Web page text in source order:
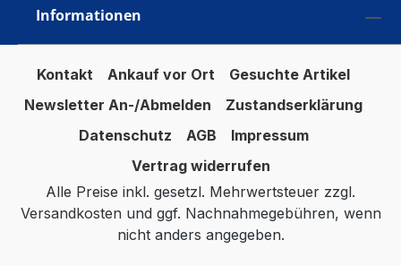
Informationen
Kontakt Ankauf vor Ort
Gesuchte Artikel
Newsletter An-/Abmelden
Zustandserklärung
Datenschutz
AGB
Impressum
Vertrag widerrufen
Alle Preise inkl. gesetzl. Mehrwertsteuer zzgl.
Versandkosten und ggf. Nachnahmegebühren, wenn
nicht anders angegeben.